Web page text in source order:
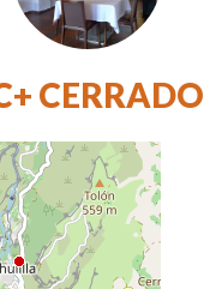
CERRADO